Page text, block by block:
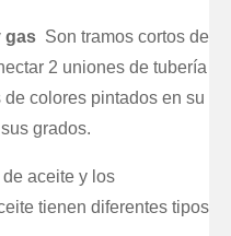
gas Son tramos cortos de
2 uniones de tubería
colores pintados en su
grados.
aceite y los
tienen diferentes tipos